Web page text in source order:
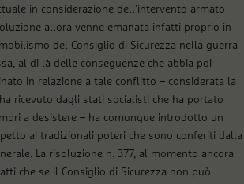
in considerazione dell’intervento armato
allora venne emanata infatti proprio in
del Consiglio di Sicurezza nella guerra
al di là delle conseguenze che abbia poi
in relazione a tale conflitto – considerata la
ricevuto dagli stati socialisti che ha portato
a desistere – ha comunque introdotto un
ai tradizionali poteri che sono conferiti dalla
La risoluzione n. 377, al momento ancora
che se il Consiglio di Sicurezza non può